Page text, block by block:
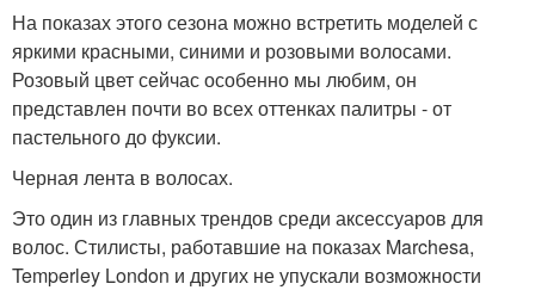
На показах этого сезона можно встретить моделей с
яркими красными, синими и розовыми волосами.
Розовый цвет сейчас особенно мы любим, он
представлен почти во всех оттенках палитры - от
пастельного до фуксии.
Черная лента в волосах.
Это один из главных трендов среди аксессуаров для
волос. Стилисты, работавшие на показах Marchesa,
Temperley London и других не упускали возможности